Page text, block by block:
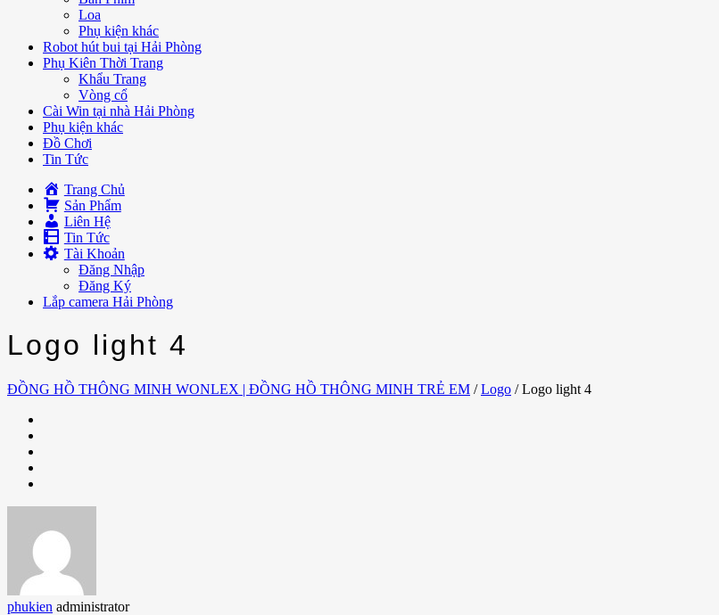
Loa
Phụ kiện khác
Robot hút bui tại Hải Phòng
Phụ Kiên Thời Trang
Khẩu Trang
Vòng cổ
Cài Win tại nhà Hải Phòng
Phụ kiện khác
Đồ Chơi
Tin Tức
Trang Chủ
Sản Phẩm
Liên Hệ
Tin Tức
Tài Khoản
Đăng Nhập
Đăng Ký
Lắp camera Hải Phòng
Logo light 4
ĐỒNG HỒ THÔNG MINH WONLEX | ĐỒNG HỒ THÔNG MINH TRẺ EM / Logo / Logo light 4
phukien administrator